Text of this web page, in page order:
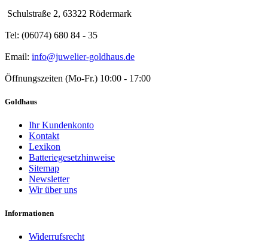
Schulstraße 2, 63322 Rödermark
Tel: (06074) 680 84 - 35
Email: info@juwelier-goldhaus.de
Öffnungszeiten (Mo-Fr.) 10:00 - 17:00
Goldhaus
Ihr Kundenkonto
Kontakt
Lexikon
Batteriegesetzhinweise
Sitemap
Newsletter
Wir über uns
Informationen
Widerrufsrecht